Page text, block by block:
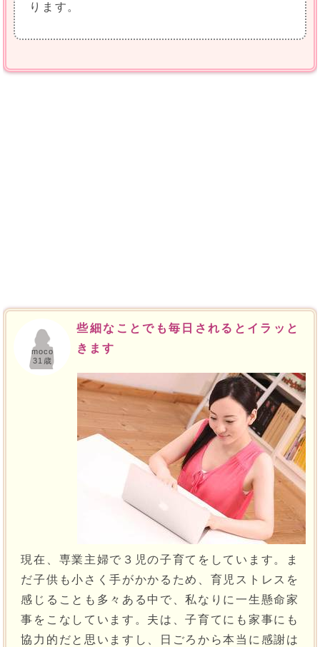
ります。
moco
31歳
些細なことでも毎日されるとイラッと
きます
現在、専業主婦で３児の子育てをしています。ま
だ子供も小さく手がかかるため、育児ストレスを
感じることも多々ある中で、私なりに一生懸命家
事をこなしています。夫は、子育てにも家事にも
協力的だと思いますし、日ごろから本当に感謝は